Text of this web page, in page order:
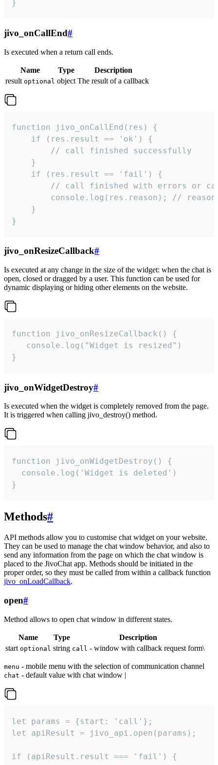
}
jivo_onCallEnd#
Is executed when a return call ends.
Name Type
Description
result optional object The result of a callback
function jivo_onCallEnd(res) {
    if (res.result == 'ok') {
        // call finished successfully
    }
    if (res.result == 'fail') {
// call finished with errors or
console.log(res.reason); //
    }
}
jivo_onResizeCallback#
Is executed at any change in the size of the widget: when the chat is
open, closed or dragged by a user. This function can be used for
dynamic displaying or hiding other elements on the website.
function jivo_onResizeCallback() {
   console.log("Widget is resized")
}
jivo_onWidgetDestroy#
Is executed when the widget is completely removed from the page.
It is triggered when calling jivo_destroy() method.
function jivo_onWidgetDestroy() {
  console.log('Widget is deleted')
}
Methods#
API methods allow you to customise chat widget on your website.
They can be used to manage the chat window behavior, and also to
send any information from the page on which the chat window is
placed to the JivoChat app. Methods should be initiated in the
proper order, so they must be called from within a callback function
jivo_onLoadCallback.
open#
Method allows to open chat window in different states.
Name Type
Description
start optional string call - window with callback request form\
menu - mobile menu with the selection of communication channel
chat - default value with chat window |
let params = {start: 'call'};
let apiResult = jivo_api.open(params);
if (apiResult.result === 'fail') {